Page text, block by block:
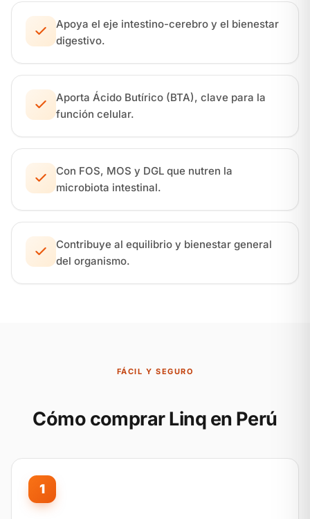
Apoya el eje intestino-cerebro y el bienestar
digestivo.
Aporta Ácido Butírico (BTA), clave para la
función celular.
Con FOS, MOS y DGL que nutren la
microbiota intestinal.
Contribuye al equilibrio y bienestar general
del organismo.
FÁCIL Y SEGURO
Cómo comprar Linq en Perú
1